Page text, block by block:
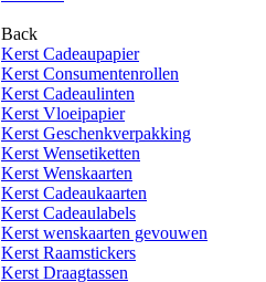
Back
Kerst Cadeaupapier
Kerst Consumentenrollen
Kerst Cadeaulinten
Kerst Vloeipapier
Kerst Geschenkverpakking
Kerst Wensetiketten
Kerst Wenskaarten
Kerst Cadeaukaarten
Kerst Cadeaulabels
Kerst wenskaarten gevouwen
Kerst Raamstickers
Kerst Draagtassen